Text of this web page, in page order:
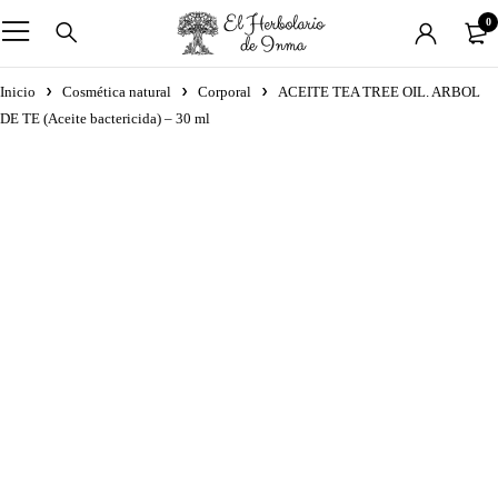
0
Inicio Cosmética natural Corporal
ACEITE TEA TREE OIL. ARBOL
DE TE (Aceite bactericida) – 30 ml